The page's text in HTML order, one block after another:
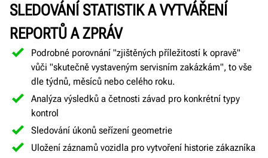
SLEDOVÁNÍ STATISTIK A VYTVÁŘENÍ
REPORTŮ A ZPRÁV
Podrobné porovnání "zjištěných příležitostí k opravě"
vůči "skutečně vystaveným servisním zakázkám", to vše
dle týdnů, měsíců nebo celého roku.
Analýza výsledků a četnosti závad pro konkrétní typy
kontrol
Sledování úkonů seřízení geometrie
Uložení záznamů vozidla pro vytvoření historie zákazníka